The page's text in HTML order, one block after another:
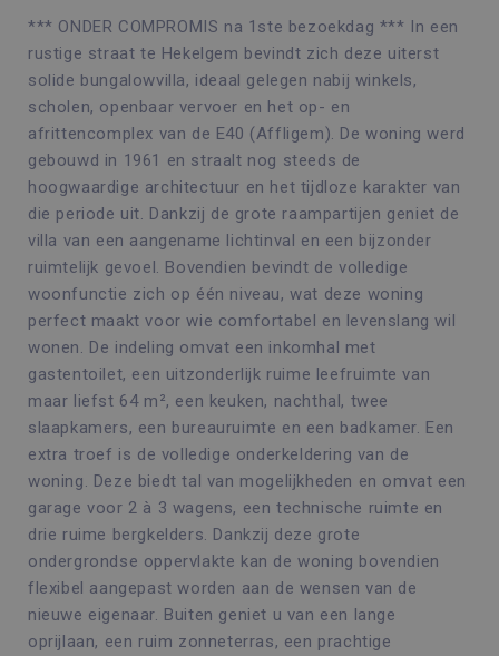
*** ONDER COMPROMIS na 1ste bezoekdag *** In een
rustige straat te Hekelgem bevindt zich deze uiterst
solide bungalowvilla, ideaal gelegen nabij winkels,
scholen, openbaar vervoer en het op- en
afrittencomplex van de E40 (Affligem). De woning werd
gebouwd in 1961 en straalt nog steeds de
hoogwaardige architectuur en het tijdloze karakter van
die periode uit. Dankzij de grote raampartijen geniet de
villa van een aangename lichtinval en een bijzonder
ruimtelijk gevoel. Bovendien bevindt de volledige
woonfunctie zich op één niveau, wat deze woning
perfect maakt voor wie comfortabel en levenslang wil
wonen. De indeling omvat een inkomhal met
gastentoilet, een uitzonderlijk ruime leefruimte van
maar liefst 64 m², een keuken, nachthal, twee
slaapkamers, een bureauruimte en een badkamer. Een
extra troef is de volledige onderkeldering van de
woning. Deze biedt tal van mogelijkheden en omvat een
garage voor 2 à 3 wagens, een technische ruimte en
drie ruime bergkelders. Dankzij deze grote
ondergrondse oppervlakte kan de woning bovendien
flexibel aangepast worden aan de wensen van de
nieuwe eigenaar. Buiten geniet u van een lange
oprijlaan, een ruim zonneterras, een prachtige